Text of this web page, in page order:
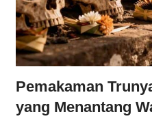
Pemakaman
yang Menantang